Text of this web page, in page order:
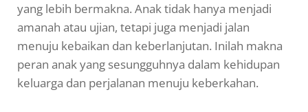
yang lebih bermakna. Anak tidak hanya menjadi
amanah atau ujian, tetapi juga menjadi jalan
menuju kebaikan dan keberlanjutan. Inilah makna
peran anak yang sesungguhnya dalam kehidupan
keluarga dan perjalanan menuju keberkahan.